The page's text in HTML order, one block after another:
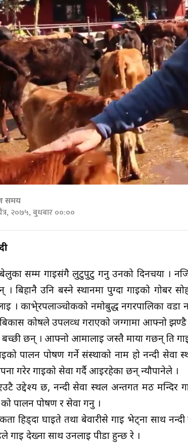
समय
२०७५, बुधबार ००:००
सम्म गाईसंगै लुटुपुटु गर्नु उनको दिनचर्या ।
। बिहानै उनि बस्ने स्थानमा पुग्दा गाईको गोबर
। काभे्रपलाञ्चोकको नमोबुद्ध नगरपालिका वडा
बिकास कोषले उपलव्ध गराएको जग्गामा आफ्नो
बच्छी छन् । आफ्नो आमालाई जस्तै माया गर्छन् ति गाई
पालन पोषण गर्ने संस्थाको नाम हो नन्दी
गरेर गाईको सेवा गर्दै आईरहेका छन् न्यौपानेले ।
उद्देश्य छ, नन्दी सेवा स्थल अन्तगर्त मठ मन्दिर
पालन पोषण र सेवा गर्नु ।
कता हिड्दा घाईते तथा बेवारीसे गाई भेट्ना साथ
गाई देख्ना साथ उनलाई पीडा हुन्छ रे ।